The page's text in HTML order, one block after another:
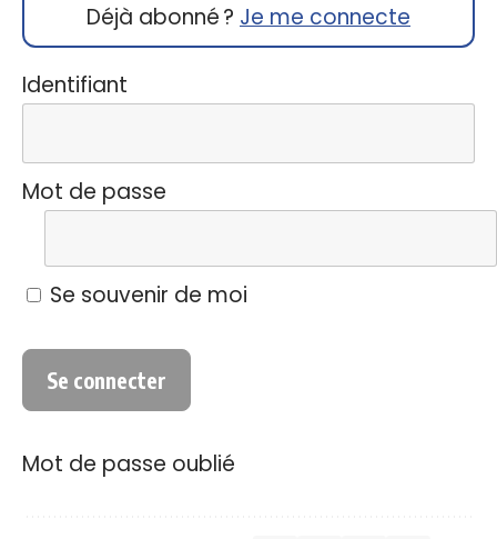
Déjà abonné ? Je me connecte
Identifiant
Mot de passe
Se souvenir de moi
Mot de passe oublié